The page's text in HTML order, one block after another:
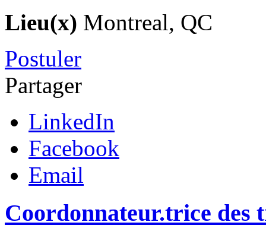
Lieu(x) Montreal, QC
Postuler
Partager
LinkedIn
Facebook
Email
Coordonnateur.trice des